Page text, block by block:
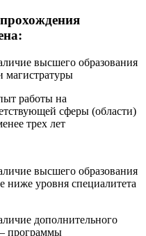
высшего образования
магистратуры
работы на
сферы (области)
трех лет
высшего образования
ниже уровня специалитета
дополнительного
программы